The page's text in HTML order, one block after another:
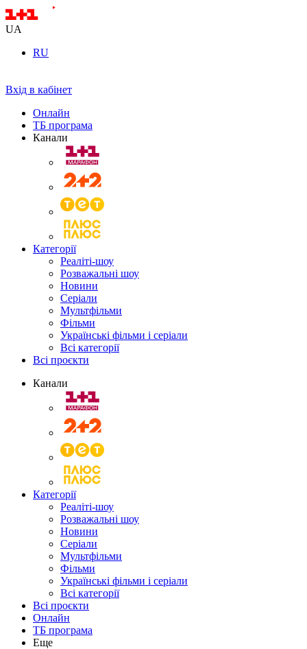
UA
RU
Вхід в кабінет
Онлайн
ТБ програма
Канали
Категорії
Реаліті-шоу
Розважальні шоу
Новини
Серіали
Мультфільми
Фільми
Українські фільми і серіали
Всі категорії
Всі проєкти
Канали
Категорії
Реаліті-шоу
Розважальні шоу
Новини
Серіали
Мультфільми
Фільми
Українські фільми і серіали
Всі категорії
Всі проєкти
Онлайн
ТБ програма
Еще